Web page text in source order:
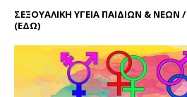
ΣΕΞΟΥΑΛΙΚΗ ΥΓΕΙΑ ΠΑΙΔΙΩΝ & ΝΕΩΝ /
(ΕΔΩ)